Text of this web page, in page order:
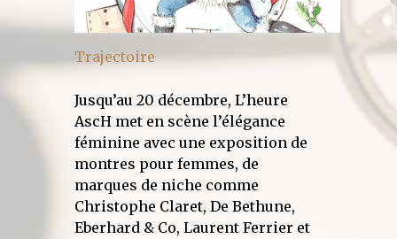
Trajectoire
Jusqu’au 20 décembre, L’heure
AscH met en scène l’élégance
féminine avec une exposition de
montres pour femmes, de
marques de niche comme
Christophe Claret, De Bethune,
Eberhard & Co, Laurent Ferrier et